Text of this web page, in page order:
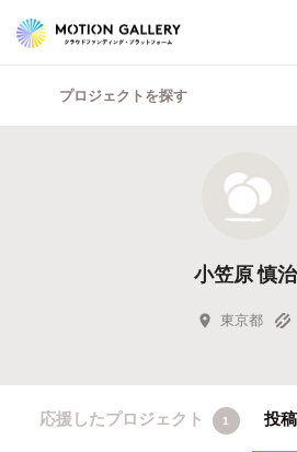
プロジェクトを探す
小笠原 慎治
東京都
応援したプロジェクト 1 投